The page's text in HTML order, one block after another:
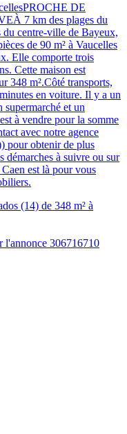
DE
7 km des plages du
du centre-ville de Bayeux,
de 90 m² à Vaucelles
Elle comporte trois
Cette maison est
348 m².Côté transports,
en voiture. Il y a un
et un
à vendre pour la somme
avec notre agence
pour obtenir de plus
démarches à suivre ou sur
est là pour vous